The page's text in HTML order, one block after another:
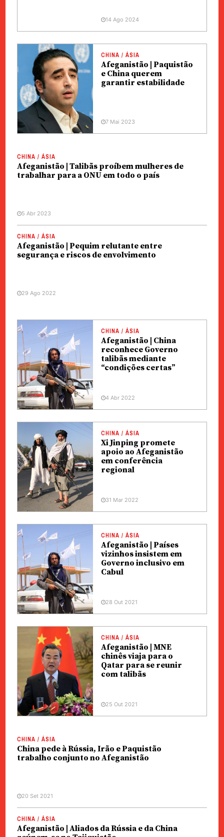
14 Ago 2024
CHINA / ÁSIA
Afeganistão | Paquistão
e China querem
garantir estabilidade
7 Mai 2023
CHINA / ÁSIA
Afeganistão | Talibãs proíbem mulheres de
trabalhar para a ONU em todo o país
5 Abr 2023
CHINA / ÁSIA
Afeganistão | Pequim relutante entre
segurança e riscos de envolvimento
29 Ago 2022
CHINA / ÁSIA
Afeganistão | China
reconhece Governo
talibãs mediante
“condições certas”
4 Abr 2022
CHINA / ÁSIA
Xi Jinping promete
apoio ao Afeganistão
em conferência
regional
31 Mar 2022
CHINA / ÁSIA
Afeganistão | Países
vizinhos insistem em
Governo inclusivo em
Cabul
28 Out 2021
CHINA / ÁSIA
Afeganistão | MNE
chinês viaja para o
Qatar para se reunir
com talibãs
25 Out 2021
CHINA / ÁSIA
China pede à Rússia, Irão e Paquistão
trabalho conjunto no Afeganistão
20 Set 2021
CHINA / ÁSIA
Afeganistão | Aliados da Rússia e da China